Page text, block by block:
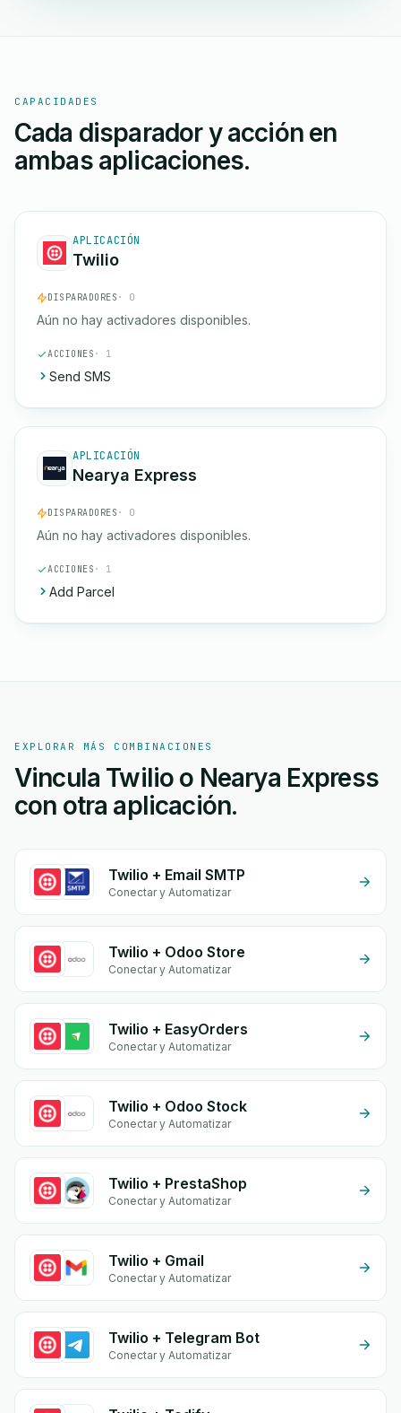
CAPACIDADES
Cada disparador y acción en
ambas aplicaciones.
APLICACIÓN
Twilio
DISPARADORES · 0
Aún no hay activadores disponibles.
ACCIONES · 1
Send SMS
APLICACIÓN
Nearya Express
DISPARADORES · 0
Aún no hay activadores disponibles.
ACCIONES · 1
Add Parcel
EXPLORAR MÁS COMBINACIONES
Vincula Twilio o Nearya Express
con otra aplicación.
Twilio + Email SMTP
Conectar y Automatizar
Twilio + Odoo Store
Conectar y Automatizar
Twilio + EasyOrders
Conectar y Automatizar
Twilio + Odoo Stock
Conectar y Automatizar
Twilio + PrestaShop
Conectar y Automatizar
Twilio + Gmail
Conectar y Automatizar
Twilio + Telegram Bot
Conectar y Automatizar